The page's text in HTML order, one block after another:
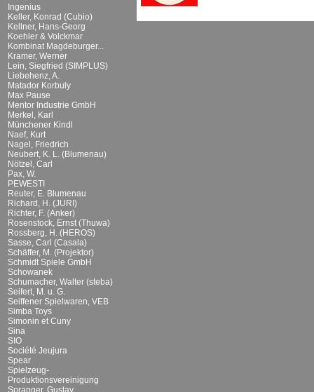
Ingenius
Keller, Konrad (Cubio)
Kellner, Hans-Georg
Koehler & Volckmar
Kombinat Magdeburger...
Kramer, Werner
Lein, Siegfried (SIMPLUS)
Liebehenz, A.
Matador Korbuly
Max Pause
Mentor Industrie GmbH
Merkel, Karl
Münchener Kindl
Naef, Kurt
Nagel, Friedrich
Neubert, K. L. (Blumenau)
Nötzel, Carl
Pax, W.
PEWESTI
Reuter, E. Blumenau
Richard, H. (JURI)
Richter, F. (Anker)
Rosenstock, Ernst (Thuwa)
Rossberg, H. (HEROS)
Sasse, Carl (Casala)
Schäffer, M. (Projektor)
Schmidt Spiele GmbH
Schowanek
Schumacher, Walter (steba)
Seifert, M. u. G.
Seiffener Spielwaren, VEB
Simba Toys
Simonin et Cuny
Sina
SIO
Société Jeujura
Spear
Spielzeug-
Produktionsvereinigung
Spranger, Gustav